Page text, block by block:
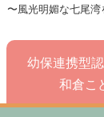
風光明媚な七尾
幼保連携型
和倉こ